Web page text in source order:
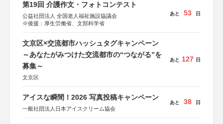
第19回 介護作文・フォトコンテスト
公益社団法人 全国老人福祉施設協議会
※後援：厚生労働省、文部科学省
あと 53 日
文京区×交流都市ハッシュタグキャンペーン
～あなたがみつけた交流都市の“つながる”を
募集～
文京区
あと 127 日
アイスな瞬間！2026 写真投稿キャンペーン
一般社団法人日本アイスクリーム協会
あと 38 日